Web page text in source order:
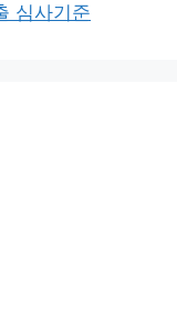
심사기준